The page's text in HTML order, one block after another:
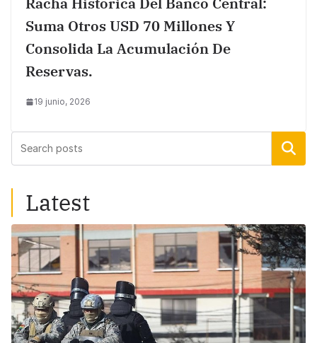
Suma Otros USD 70 Millones Y
Consolida La Acumulación De
Reservas.
19 junio, 2026
Buscar
Latest